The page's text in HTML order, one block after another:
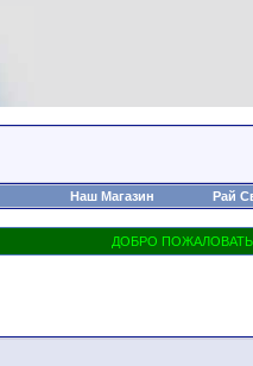
Наш Магазин Рай